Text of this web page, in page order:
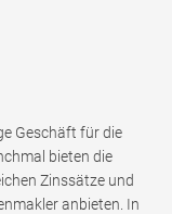
Geschäft für die
bieten die
Zinssätze und
anbieten. In